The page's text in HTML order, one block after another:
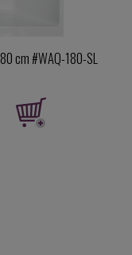
cm #WAQ-180-SL